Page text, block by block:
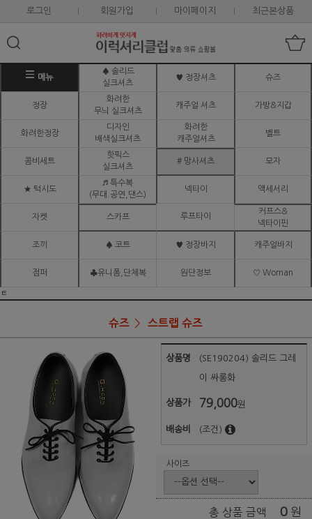
로그인 회원가입 마이페이지 최근본상품
메뉴
♠ 솔리드
실크셔츠
♥ 정장셔츠 슈즈
정장
화려한
무늬 실크셔츠
캐주얼 셔츠 가방&지갑
화려한정장
디자인
배색실크셔츠
화려한
캐주얼셔츠
벨트
콤비세트
핫픽스
실크셔츠
# 망사셔츠 모자
★ 턱시도
♬ 특수복
(무대.공연,댄스)
넥타이 액세서리
자켓 스카프 루프타이
커프스&
넥타이핀
조끼 ♠ 코트 ♥ 정장바지 캐주얼바지
점퍼 ♣유니폼,단체복 원단정보 ♡ Woman
ㅌ
슈즈 스트랩 슈즈
상품명 (SE190204) 솔리드 그레
이 싸롱화
상품가 79,000원
배송비 (조건)
사이즈
총 상품 금액 0 원